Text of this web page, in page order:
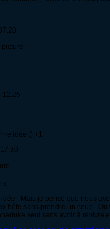
12:25
idée :) +1
. Mais je pense que nous
bête sans prendre un coup .
seul sans avoir à revivre